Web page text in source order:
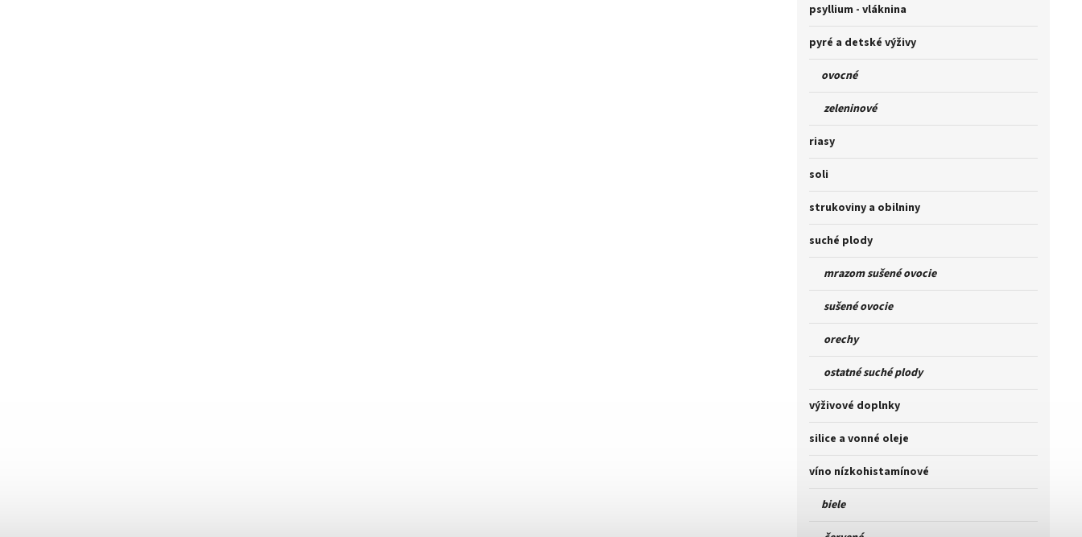
psyllium - vláknina
pyré a detské výživy
ovocné
zeleninové
riasy
soli
strukoviny a obilniny
suché plody
mrazom sušené ovocie
sušené ovocie
orechy
ostatné suché plody
výživové doplnky
silice a vonné oleje
víno nízkohistamínové
biele